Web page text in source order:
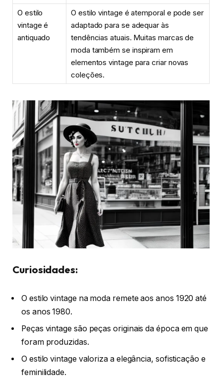
O estilo
vintage é
antiquado
O estilo vintage é atemporal e pode ser
adaptado para se adequar às
tendências atuais. Muitas marcas de
moda também se inspiram em
elementos vintage para criar novas
coleções.
Curiosidades:
O estilo vintage na moda remete aos anos 1920 até
os anos 1980.
Peças vintage são peças originais da época em que
foram produzidas.
O estilo vintage valoriza a elegância, sofisticação e
feminilidade.